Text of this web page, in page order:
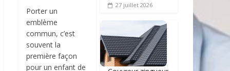
Porter un
emblème
commun, c’est
souvent la
première façon
pour un enfant de
27 juillet 2026